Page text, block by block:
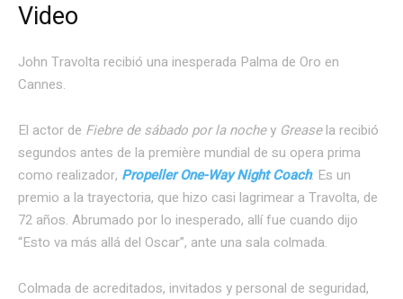
Video
John Travolta recibió una inesperada Palma de Oro en
Cannes.
El actor de Fiebre de sábado por la nochey Greasela recibió
segundos antes de la première mundial de su opera prima
como realizador, Propeller One-Way Night Coach. Es un
premio a la trayectoria, que hizo casi lagrimear a Travolta, de
72 años. Abrumado por lo inesperado, allí fue cuando dijo
“Esto va más allá del Oscar”, ante una sala colmada.
Colmada de acreditados, invitados y personal de seguridad,